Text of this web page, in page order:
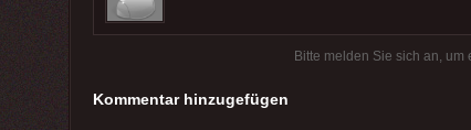
Bitte melden Sie sich an, um
Kommentar hinzugefügen